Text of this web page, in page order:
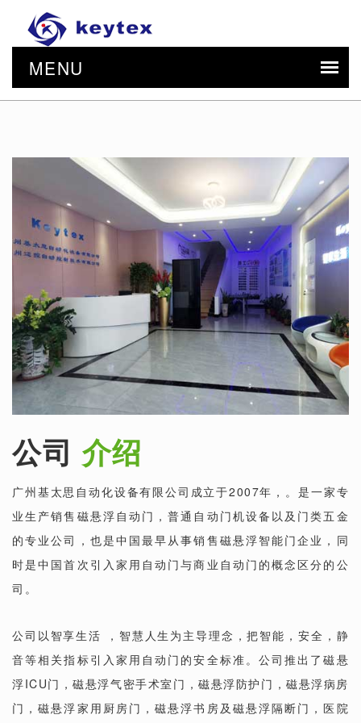
公司 介绍
广州基太思自动化设备有限公司成立于2007年，。是一家专
业生产销售磁悬浮自动门，普通自动门机设备以及门类五金
的专业公司，也是中国最早从事销售磁悬浮智能门企业，同
时是中国首次引入家用自动门与商业自动门的概念区分的公
司。
公司以智享生活 ，智慧人生为主导理念，把智能，安全，静
音等相关指标引入家用自动门的安全标准。公司推出了磁悬
浮ICU门，磁悬浮气密手术室门，磁悬浮防护门，磁悬浮病房
门，磁悬浮家用厨房门，磁悬浮书房及磁悬浮隔断门，医院